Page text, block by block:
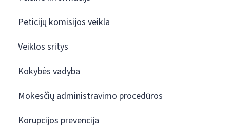
Peticijų komisijos veikla
Veiklos sritys
Kokybės vadyba
Mokesčių administravimo procedūros
Korupcijos prevencija